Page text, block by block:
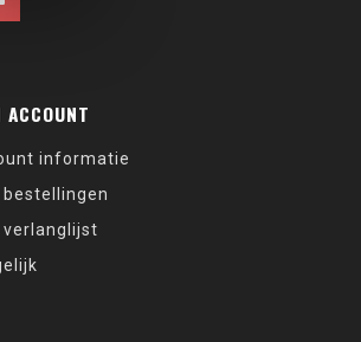
ACCOUNT
informatie
bestellingen
verlanglijst